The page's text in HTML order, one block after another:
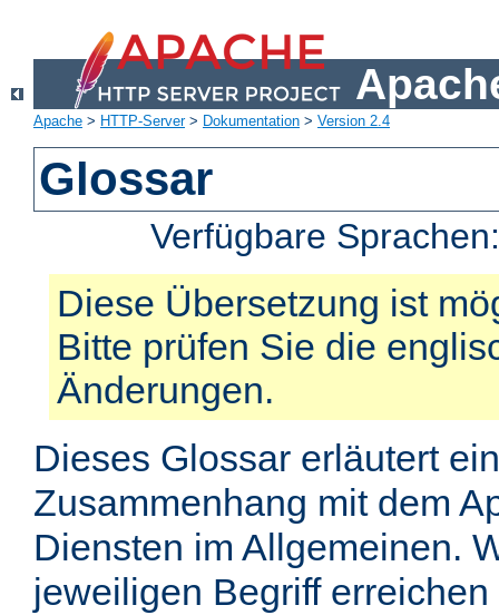
Apache > HTTP-Server> Dokumentation > Version 2.4
Glossar
Verfügbare
Diese Übersetzung ist
Bitte prüfen Sie die
Änderungen.
Dieses Glossar erläutert
Zusammenhang mit dem
Diensten im Allgemeinen.
jeweiligen Begriff